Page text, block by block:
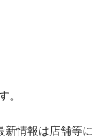
。
情報は店舗等に